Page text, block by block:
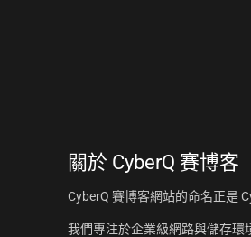
關於 CyberQ 賽博客
CyberQ 賽博客網站的命名正是
我們專注於企業級網路與儲存環